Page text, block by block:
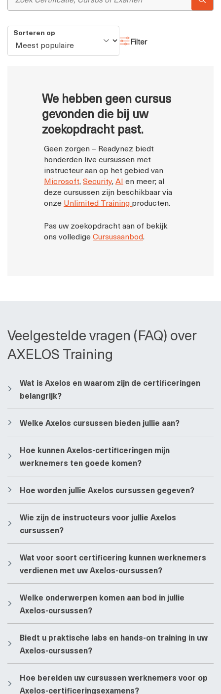
Sorteren op
Filter
We hebben geen cursus
gevonden die bij uw
zoekopdracht past.
Geen zorgen – Readynez biedt
honderden live cursussen met
instructeur aan op het gebied van
Microsoft,Security,AI en meer; al
deze cursussen zijn beschikbaar via
onze Unlimited Training producten.
Pas uw zoekopdracht aan of bekijk
ons ​​volledigeCursusaanbod.
Veelgestelde vragen (FAQ) over
AXELOS Training
​​Wat is Axelos en waarom zijn de certificeringen
belangrijk?
​​Welke Axelos cursussen bieden jullie aan?
​​Hoe kunnen Axelos-certificeringen mijn
werknemers ten goede komen?
​​Hoe worden jullie Axelos cursussen gegeven?
​​Wie zijn de instructeurs voor jullie Axelos
cursussen?
​​Wat voor soort certificering kunnen werknemers
verdienen met uw Axelos-cursussen?
​​Welke onderwerpen komen aan bod in jullie
Axelos-cursussen?
​​Biedt u praktische labs en hands-on training in uw
Axelos-cursussen?
​​Hoe bereiden uw cursussen werknemers voor op
Axelos-certificeringsexamens?